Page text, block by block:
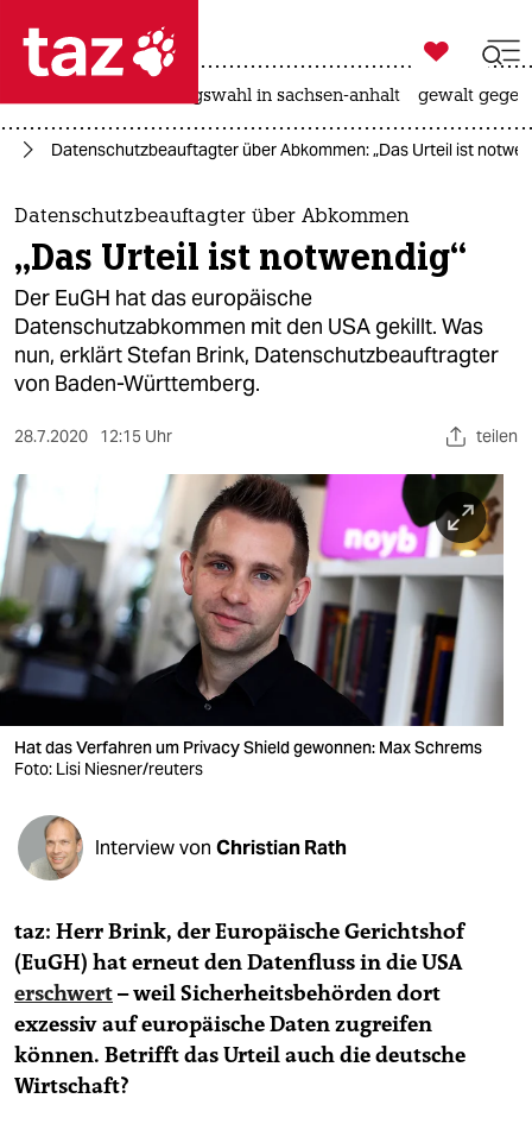
 taz zahl ich
taz zahl ich
themen
politik
öko
gesellschaft
kultur
sport
berlin
nord
wahrheit
verlag
verlag
shop
fragen & hilfe
unterstützen
abo
genossenschaft
epaper login

taz zahl ich
landtagswahl in sachsen-anhalt gewalt
Datenschutzbeauftagter über Abkommen: „Das Urteil ist
Datenschutzbeauftagter über Abkommen
„Das Urteil ist notwendig“
Der EuGH hat das europäische
Datenschutzabkommen mit den USA gekillt. Was
nun, erklärt Stefan Brink, Datenschutzbeauftragter
von Baden-Württemberg.
28.7.2020 12:15 Uhr teilen
Hat das Verfahren um Privacy Shield gewonnen: Max Schrems
Foto: Lisi Niesner/reuters
Interview von Christian Rath
taz: Herr Brink, der Europäische Gerichtshof
(EuGH) hat erneut den Datenfluss in die USA
erschwert– weil Sicherheitsbehörden dort
exzessiv auf europäische Daten zugreifen
können. Betrifft das Urteil auch die deutsche
Wirtschaft?